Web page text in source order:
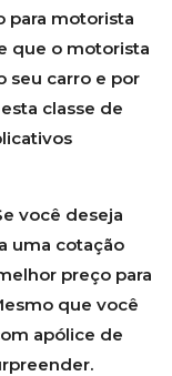
para motorista
que o motorista
seu carro e por
classe de
você deseja
uma cotação
preço para
que você
apólice de